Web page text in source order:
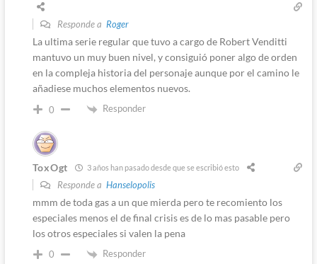
Responde a Roger
La ultima serie regular que tuvo a cargo de Robert Venditti
mantuvo un muy buen nivel, y consiguió poner algo de orden
en la compleja historia del personaje aunque por el camino le
añadiese muchos elementos nuevos.
0 Responder
ToxOgt 3 años han pasado desde que se escribió esto
Responde a Hanselopolis
mmm de toda gas a un que mierda pero te recomiento los
especiales menos el de final crisis es de lo mas pasable pero
los otros especiales si valen la pena
0 Responder